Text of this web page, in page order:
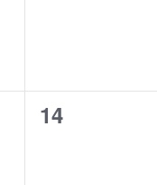
0
14